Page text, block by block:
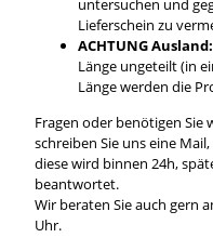
Lieferschein zu
ACHTUNG Ausland:
Länge ungeteilt (in
Länge werden die
Fragen oder benötigen Sie
schreiben Sie uns eine Mail,
diese wird binnen 24h,
beantwortet.
Wir beraten Sie auch gern
Uhr.